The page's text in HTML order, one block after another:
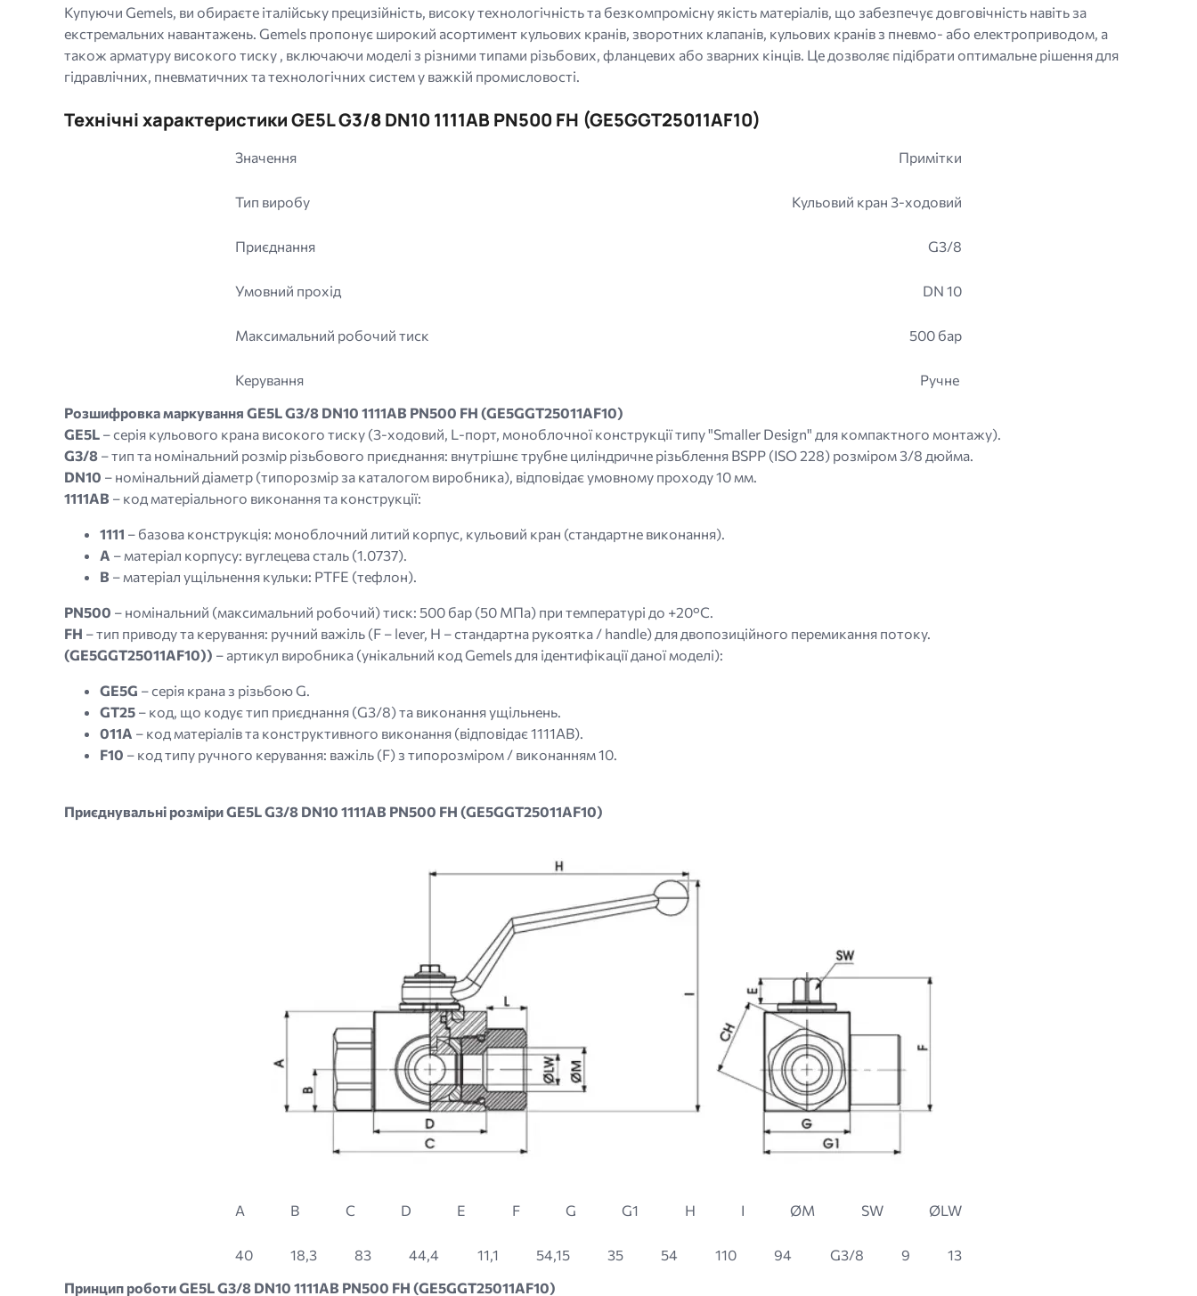
Купуючи Gemels, ви обираєте італійську прецизійність, високу технологічність та безкомпромісну якість матеріалів, що забезпечує довговічність навіть за
екстремальних навантажень. Gemels пропонує широкий асортимент кульових кранів, зворотних клапанів, кульових кранів з пневмо- або електроприводом, а
також арматуру високого тиску , включаючи моделі з різними типами різьбових, фланцевих або зварних кінців. Це дозволяє підібрати оптимальне рішення для
гідравлічних, пневматичних та технологічних систем у важкій промисловості.
Технічні характеристики GE5L G3/8 DN10 1111AB PN500 FH (GE5GGT25011AF10)
Значення Примітки
Тип виробу Кульовий кран 3-ходовий
Приєднання G3/8
Умовний прохід DN 10
Максимальний робочий тиск 500 бар
Керування
Ручне
Розшифровка маркування GE5L G3/8 DN10 1111AB PN500 FH (GE5GGT25011AF10)
GE5L – серія кульового крана високого тиску (3-ходовий, L-порт, моноблочної конструкції типу "Smaller Design" для компактного монтажу).
G3/8 – тип та номінальний розмір різьбового приєднання: внутрішнє трубне циліндричне різьблення BSPP (ISO 228) розміром 3/8 дюйма.
DN10 – номінальний діаметр (типорозмір за каталогом виробника), відповідає умовному проходу 10 мм.
1111AB – код матеріального виконання та конструкції:
1111 – базова конструкція: моноблочний литий корпус, кульовий кран (стандартне виконання).
A – матеріал корпусу: вуглецева сталь (1.0737).
B – матеріал ущільнення кульки: PTFE (тефлон).
PN500 – номінальний (максимальний робочий) тиск: 500 бар (50 МПа) при температурі до +20°C.
FH – тип приводу та керування: ручний важіль (F – lever, H – стандартна рукоятка / handle) для двопозиційного перемикання потоку.
(GE5GGT25011AF10)) – артикул виробника (унікальний код Gemels для ідентифікації даної моделі):
GE5G – серія крана з різьбою G.
GT25 – код, що кодує тип приєднання (G3/8) та виконання ущільнень.
011A – код матеріалів та конструктивного виконання (відповідає 1111AB).
F10 – код типу ручного керування: важіль (F) з типорозміром / виконанням 10.
Приєднувальні розміри GE5L G3/8 DN10 1111AB PN500 FH (GE5GGT25011AF10)
A B C D E F G G1 H I ØM SW ØLW
40 18,3 83 44,4 11,1 54,15 35 54 110 94 G3/8 9
13
Принцип роботи GE5L G3/8 DN10 1111AB PN500 FH (GE5GGT25011AF10)